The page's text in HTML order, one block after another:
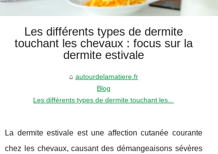
Les différents types de dermite
touchant les chevaux : focus sur la
dermite estivale
autourdelamatiere.fr
Blog
Les différents types de dermite touchant les...
La dermite estivale est une affection cutanée courante
chez les chevaux, causant des démangeaisons sévères